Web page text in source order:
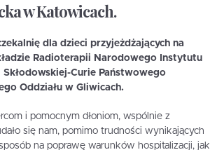
w Katowicach.
dla dzieci przyjeżdżających na
Radioterapii Narodowego Instytutu
Curie Państwowego
Oddziału w Gliwicach.
i pomocnym dłoniom, wspólnie z
się nam, pomimo trudności wynikających
na poprawę warunków hospitalizacji, jak